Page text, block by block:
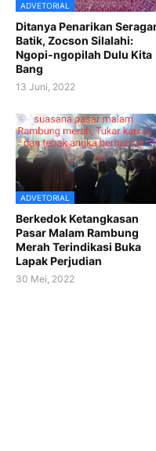
ADVETORIAL
Ditanya Penarikan
Batik, Zocson Silalahi:
Ngopi-ngopilah Dulu Kita
Bang
13 Juni, 2022
ADVETORIAL
Berkedok Ketangkasan
Pasar Malam Rambung
Merah Terindikasi Buka
Lapak Perjudian
30 Mei, 2022